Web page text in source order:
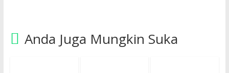
Anda Juga Mungkin Suka